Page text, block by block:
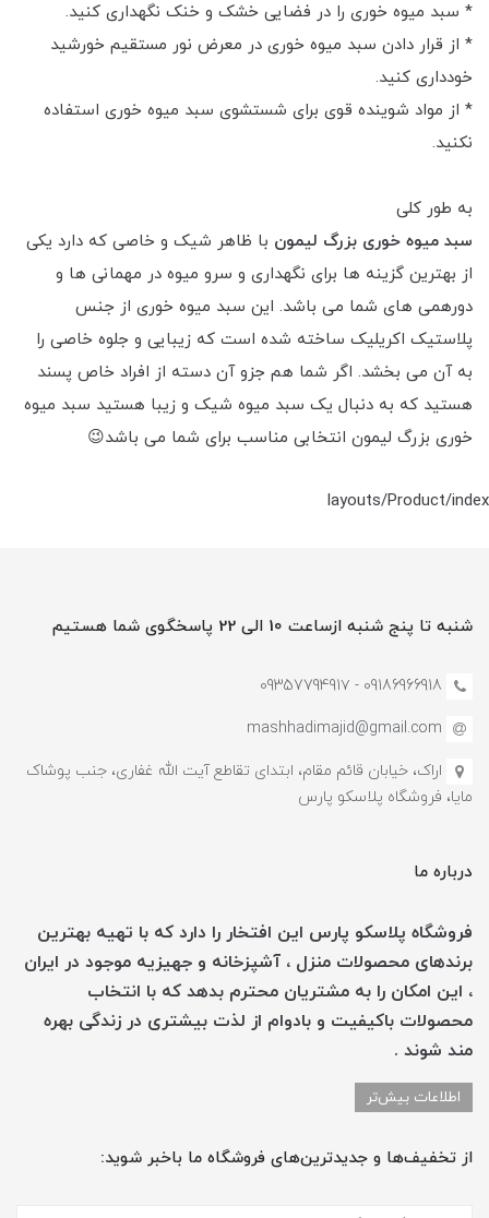
* سبد میوه خوری را در فضایی خشک و خنک نگهداری کنید.
* از قرار دادن سبد میوه خوری در معرض نور مستقیم خورشید
خودداری کنید.
* از مواد شوینده قوی برای شستشوی سبد میوه خوری استفاده
نکنید.
به طور کلی
سبد میوه خوری بزرگ لیمون با ظاهر شیک و خاصی که دارد یکی
از بهترین گزینه ها برای نگهداری و سرو میوه در مهمانی ها و
دورهمی های شما می باشد. این سبد میوه خوری از جنس
پلاستیک اکریلیک ساخته شده است که زیبایی و جلوه خاصی را
به آن می بخشد. اگر شما هم جزو آن دسته از افراد خاص پسند
هستید که به دنبال یک سبد میوه شیک و زیبا هستید سبد میوه
خوری بزرگ لیمون انتخابی مناسب برای شما می باشد😉
layouts/Product/index
شنبه تا پنج شنبه ازساعت 10 الی 22 پاسخگوی شما هستیم
09186966918 - 0935779491۷
mashhadimajid@gmail.com
اراک، خیابان قائم مقام، ابتدای تقاطع آیت الله غفاری، جنب پوشاک
مایا، فروشگاه پلاسکو پارس
درباره ما
فروشگاه پلاسکو پارس این افتخار را دارد که با تهیه بهترین
برندهای محصولات منزل ، آشپزخانه و جهیزیه موجود در ایران
، این امکان را به مشتریان محترم بدهد که با انتخاب
محصولات باکیفیت و بادوام از لذت بیشتری در زندگی بهره
مند شوند .
اطلاعات بیش‌تر
از تخفیف‌ها و جدیدترین‌های فروشگاه ما باخبر شوید: